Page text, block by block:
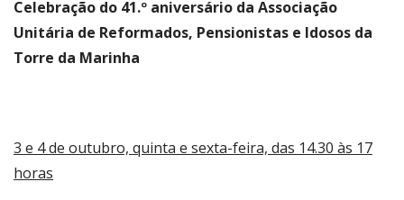
Celebração do 41.º aniversário da Associação
Unitária de Reformados, Pensionistas e Idosos da
Torre da Marinha
3 e 4 de outubro, quinta e sexta-feira, das 14.30 às 17
horas